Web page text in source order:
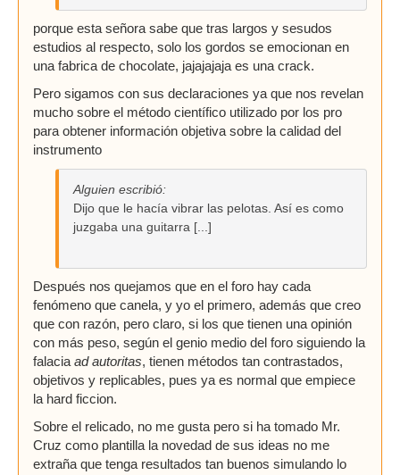
porque esta señora sabe que tras largos y sesudos
estudios al respecto, solo los gordos se emocionan en
una fabrica de chocolate, jajajajaja es una crack.
Pero sigamos con sus declaraciones ya que nos revelan
mucho sobre el método científico utilizado por los pro
para obtener información objetiva sobre la calidad del
instrumento
Alguien escribió:
Dijo que le hacía vibrar las pelotas. Así es como
juzgaba una guitarra [...]
Después nos quejamos que en el foro hay cada
fenómeno que canela, y yo el primero, además que creo
que con razón, pero claro, si los que tienen una opinión
con más peso, según el genio medio del foro siguiendo la
falacia ad autoritas, tienen métodos tan contrastados,
objetivos y replicables, pues ya es normal que empiece
la hard ficcion.
Sobre el relicado, no me gusta pero si ha tomado Mr.
Cruz como plantilla la novedad de sus ideas no me
extraña que tenga resultados tan buenos simulando lo